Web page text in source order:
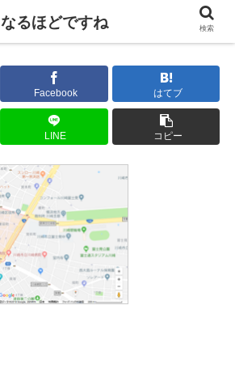
Facebook はてブ
LINE コピー
なるほどですね 検索